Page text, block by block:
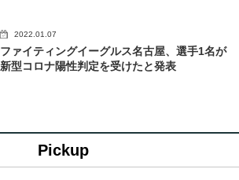
2022.01.07
ファイティングイーグルス名古屋、選手1名が
新型コロナ陽性判定を受けたと発表
Pickup